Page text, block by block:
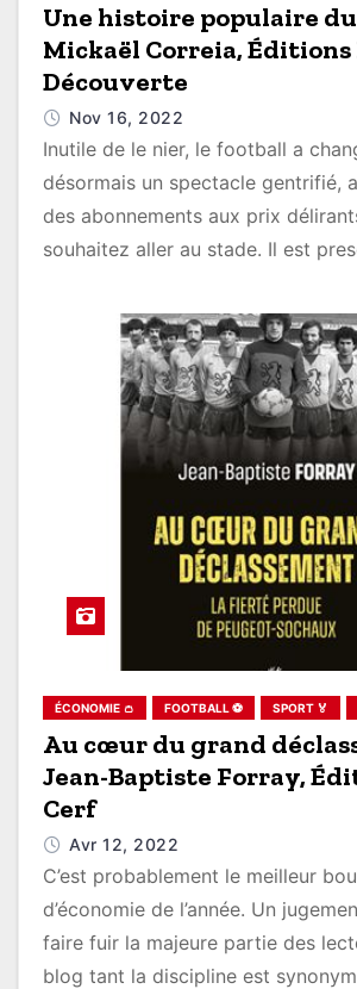
Une histoire populaire
Mickaël Correia, Éditions
Découverte
Nov 16, 2022
Inutile de le nier, le football a
désormais un spectacle gentrifié,
des abonnements aux prix
souhaitez aller au stade. Il est
ÉCONOMIE 👛 FOOTBALL ⚽ SPORT 🏅
Au cœur du grand
Jean-Baptiste Forray,
Cerf
Avr 12, 2022
C’est probablement le meilleur
d’économie de l’année. Un
faire fuir la majeure partie des
blog tant la discipline est